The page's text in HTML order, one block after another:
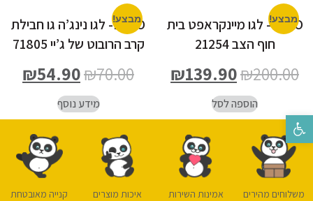
פתח סרגל נגישות
מבצע!LEGO- לגו מיינקראפט בית
חוף הצב 21254
₪200.00
₪139.90
הוספה לסל
מבצע!LEGO- לגו נינג’ה גו חבילת
קרב הרובוט של ג’יי 71805
₪70.00
₪54.90
מידע נוסף
משלוחים מהירים אמינות השירות איכות מוצרים קנייה מאובטחת